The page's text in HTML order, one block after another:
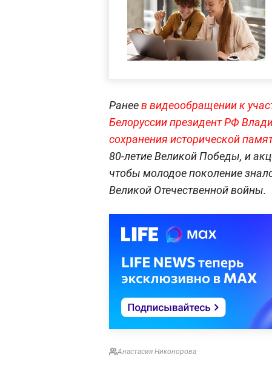
Ранеев видеообращении к
Белоруссии президент РФ
сохранения исторической
80-летие Великой Победы, и
чтобы молодое поколение
Великой Отечественной войны.
Анастасия Никонорова